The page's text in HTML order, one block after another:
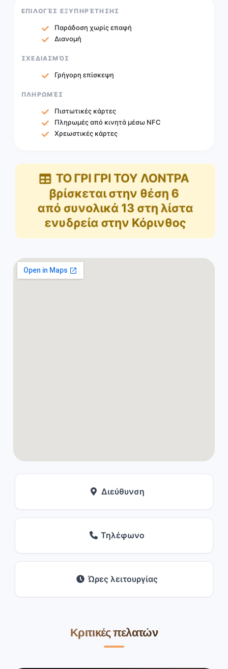
ΕΠΙΛΟΓΈΣ ΕΞΥΠΗΡΈΤΗΣΗΣ
Παράδοση χωρίς επαφή
Διανομή
ΣΧΕΔΙΑΣΜΌΣ
Γρήγορη επίσκεψη
ΠΛΗΡΩΜΈΣ
Πιστωτικές κάρτες
Πληρωμές από κινητά μέσω NFC
Χρεωστικές κάρτες
ΤΟ ΓΡΙ ΓΡΙ ΤΟΥ ΛΟΝΤΡΑ
βρίσκεται στην θέση 6
από συνολικά 13 στη λίστα
ενυδρεία στην Κόρινθος
Διεύθυνση
Τηλέφωνο
Ώρες λειτουργίας
Κριτικές πελατών